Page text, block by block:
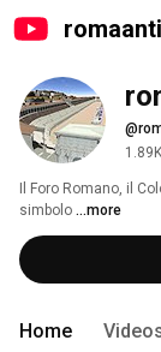
Il Foro Romano, il
simbolo ...more
Home